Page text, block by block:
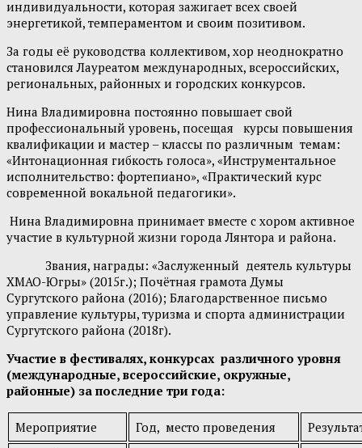
индивидуальности, которая зажигает всех своей
энергетикой, темпераментом и своим позитивом.
За годы её руководства коллективом, хор неоднократно
становился Лауреатом международных, всероссийских,
региональных, районных и городских конкурсов.
Нина Владимировна постоянно повышает свой
профессиональный уровень, посещая курсы повышения
квалификации и мастер – классы по различным темам:
«Интонационная гибкость голоса», «Инструментальное
исполнительство: фортепиано», «Практический курс
современной вокальной педагогики».
Нина Владимировна принимает вместе с хором активное
участие в культурной жизни города Лянтора и района.
Звания, награды: «Заслуженный деятель культуры
ХМАО-Югры» (2015г.); Почётная грамота Думы
Сургутского района (2016); Благодарственное письмо
управление культуры, туризма и спорта администрации
Сургутского района (2018г).
Участие в фестивалях, конкурсах различного уровня
(международные, всероссийские, окружные,
районные) за последние три года:
Мероприятие Год, место проведения